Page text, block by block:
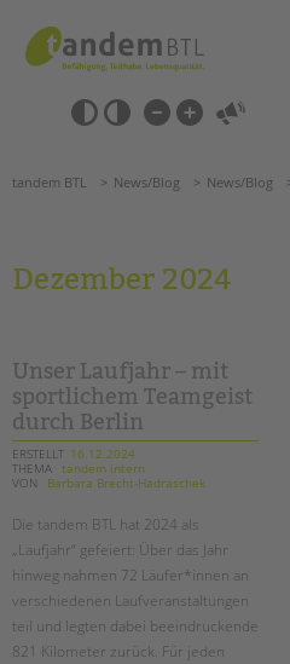
springen
Barrierefrei-
Einstellungen
überspringen
überspringen
Förderzentren
Kollegs
EFöB
Schulbezogene Sozialarbeit
Tagesgruppen
HILFEN ZUR ERZIEHUNG
EINGLIEDERUNGSHILFE
BETREUTES WOHNEN
Suchen
tandem BTL News/Blog News/Blog
Dezember 2024
Unser Laufjahr – mit
sportlichem Teamgeist
durch Berlin
ERSTELLT 16.12.2024
THEMA tandem intern
VON
Barbara Brecht-Hadraschek
Die tandem BTL hat 2024 als
„Laufjahr“ gefeiert: Über das Jahr
hinweg nahmen 72 Läufer*innen an
verschiedenen Laufveranstaltungen
teil und legten dabei beeindruckende
821 Kilometer zurück. Für jeden